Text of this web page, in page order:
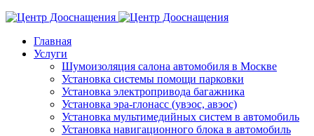
Главная
Услуги
Шумоизоляция салона автомобиля в Москве
Установка системы помощи парковки
Установка электропривода багажника
Установка эра-глонасс (увэос, авэос)
Установка мультимедийных систем в автомобиль
Установка навигационного блока в автомобиль